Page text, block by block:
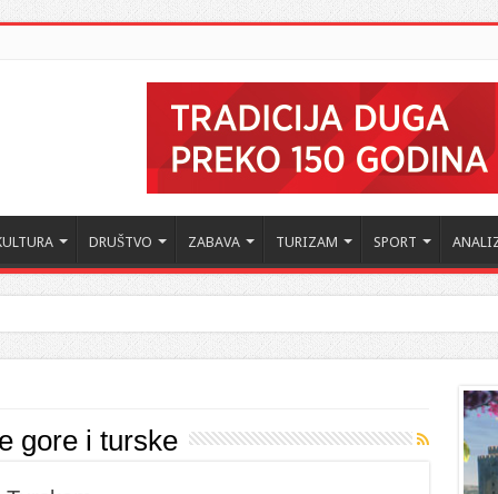
DRUŠTVO ZABAVA TURIZAM SPORT
gore i turske